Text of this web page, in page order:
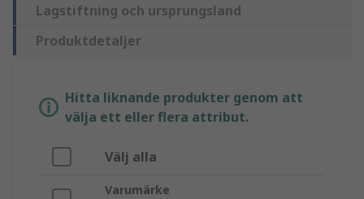
Lagstiftning och ursprungsland
Produktdetaljer
Hitta liknande produkter genom att
välja ett eller flera attribut.
Välj alla
Varumärke